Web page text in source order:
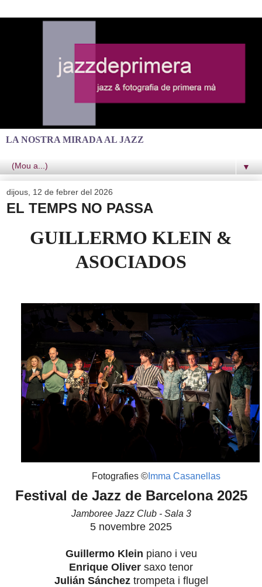
LA NOSTRA MIRADA AL JAZZ
▼
dijous, 12 de febrer del 2026
EL TEMPS NO PASSA
GUILLERMO KLEIN &
ASOCIADOS
Fotografies © Imma Casanellas
Festival de Jazz de Barcelona 2025
Jamboree Jazz Club - Sala 3
5 novembre 2025
Guillermo Klein piano i veu
Enrique Oliver saxo tenor
Julián Sánchez trompeta i flugel